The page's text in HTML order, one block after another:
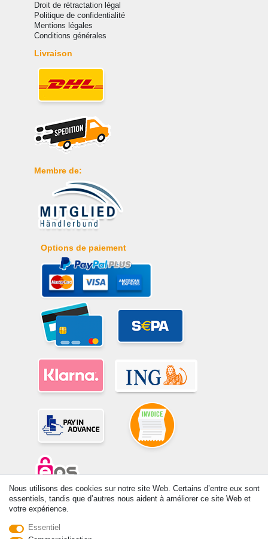
Droit de rétractation légal
Politique de confidentialité
Mentions légales
Conditions générales
Livraison
Membre de:
Options de paiement
© Copyright 2026 | Tous droits réservés. -Tous droits réservés – Les
en Euros TTC. Les conditions s’appliquent aux livraisons en France !
Nous utilisons des cookies sur notre site Web. Certains d’entre eux sont
essentiels, tandis que d’autres nous aident à améliorer ce site Web et
votre expérience.
Essentiel